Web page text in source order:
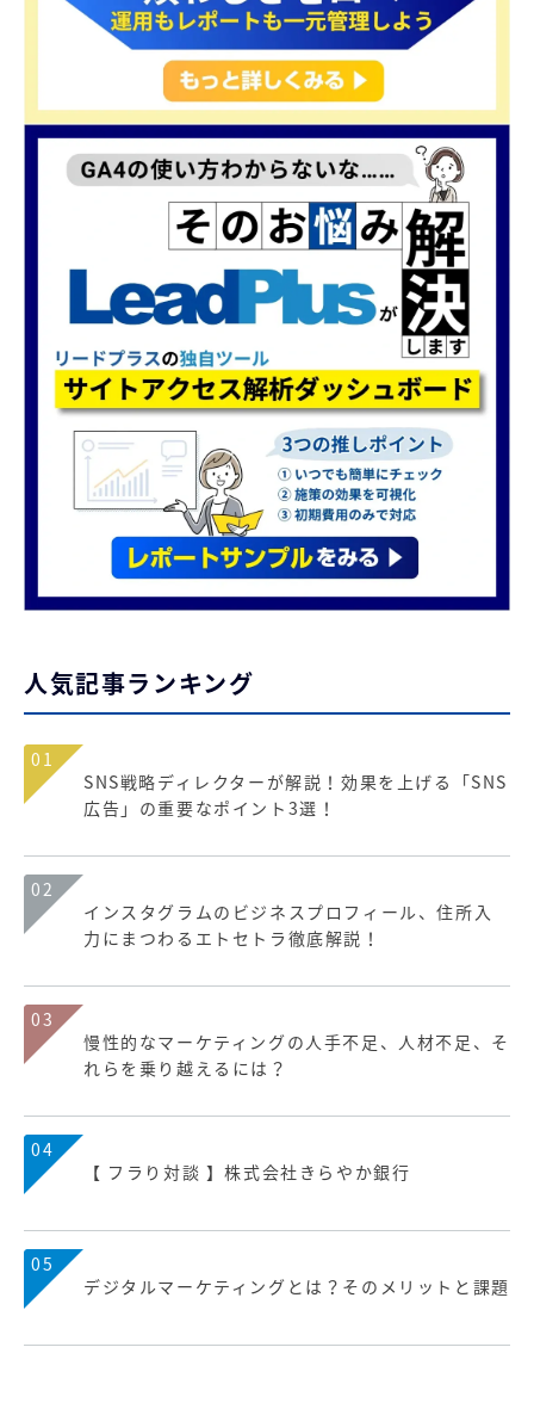
人気記事ランキング
01
SNS戦略ディレクターが解説！効果を上げる「SNS
広告」の重要なポイント3選！
02
インスタグラムのビジネスプロフィール、住所入
力にまつわるエトセトラ徹底解説！
03
慢性的なマーケティングの人手不足、人材不足、そ
れらを乗り越えるには？
04
【 フラり対談 】株式会社きらやか銀行
05
デジタルマーケティングとは？そのメリットと課題